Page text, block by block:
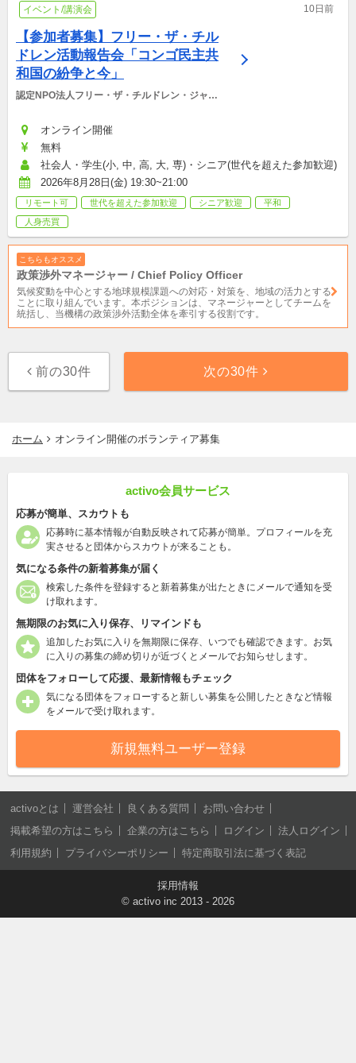
イベント/講演会 10日前
【参加者募集】フリー・ザ・チル
ドレン活動報告会「コンゴ民主共
和国の紛争と今」
認定NPO法人フリー・ザ・チルドレン・ジャパ
オンライン開催
無料
社会人・学生(小, 中, 高, 大, 専)・シニア(世代を超えた参加歓迎)
2026年8月28日(金) 19:30~21:00
リモート可 世代を超えた参加歓迎 シニア歓迎
平和
人身売買
こちらもオススメ
政策渉外マネージャー / Chief Policy Officer
気候変動を中心とする地球規模課題への対応・対策を、地域の活力とする
ことに取り組んでいます。本ポジションは、マネージャーとしてチームを
統括し、当機構の政策渉外活動全体を牽引する役割です。
前の30件 次の30件
ホーム オンライン開催のボランティア募集
activo会員サービス
応募が簡単、スカウトも
応募時に基本情報が自動反映されて応募が簡単。プロフィールを充
実させると団体からスカウトが来ることも。
気になる条件の新着募集が届く
検索した条件を登録すると新着募集が出たときにメールで通知を受
け取れます。
無期限のお気に入り保存、リマインドも
追加したお気に入りを無期限に保存、いつでも確認できます。お気
に入りの募集の締め切りが近づくとメールでお知らせします。
団体をフォローして応援、最新情報もチェック
気になる団体をフォローすると新しい募集を公開したときなど情報
をメールで受け取れます。
新規無料ユーザー登録
activoとは 運営会社 良くある質問
お問い合わせ
掲載希望の方はこちら
企業の方はこちら ログイン
法人ログイン
利用規約
プライバシーポリシー 特定商取引法に基づく表記
採用情報
© activo inc 2013 - 2026